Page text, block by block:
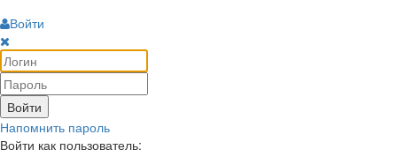
Войти
Войти
Напомнить пароль
Войти как пользователь: